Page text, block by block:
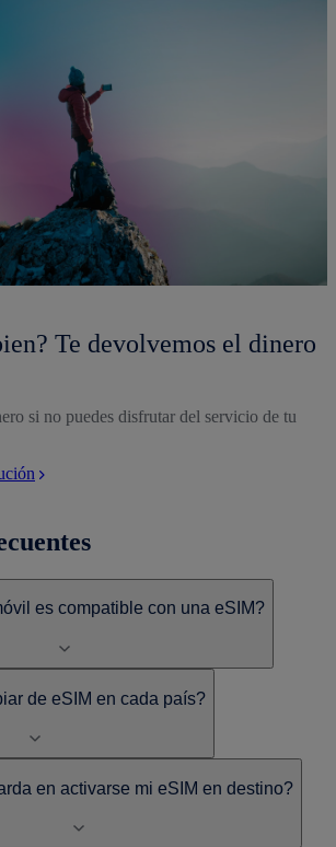
Te devolvemos el dinero
si no puedes disfrutar del servicio de tu
es compatible con una eSIM?
de eSIM en cada país?
en activarse mi eSIM en destino?